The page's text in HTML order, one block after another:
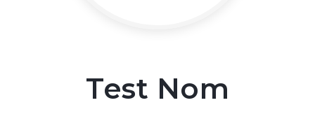
Test Nom